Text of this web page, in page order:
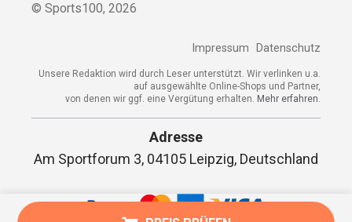
© Sports100, 2026
Impressum Datenschutz
Unsere Redaktion wird durch Leser unterstützt. Wir verlinken u.a.
auf ausgewählte Online-Shops und Partner,
von denen wir ggf. eine Vergütung erhalten. Mehr erfahren.
Adresse
Am Sportforum 3, 04105 Leipzig, Deutschland